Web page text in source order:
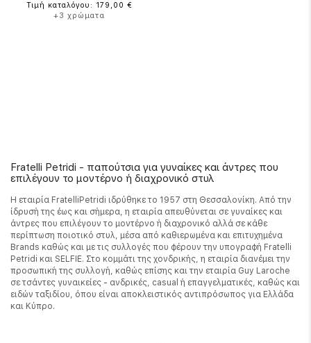
Τιμή καταλόγου: 179,00 €
+3 χρώματα
Fratelli Petridi - παπούτσια για γυναίκες και άντρες που
επιλέγουν το μοντέρνο ή διαχρονικό στυλ
Η εταιρία FratelliPetridi ιδρύθηκε το 1957 στη Θεσσαλονίκη. Από την
ίδρυσή της έως και σήμερα, η εταιρία απευθύνεται σε γυναίκες και
άντρες που επιλέγουν το μοντέρνο ή διαχρονικό αλλά σε κάθε
περίπτωση ποιοτικό στυλ, μέσα από καθιερωμένα και επιτυχημένα
Brands καθώς και με τις συλλογές που φέρουν την υπογραφή Fratelli
Petridi και SELFIE. Στο κομμάτι της χονδρικής, η εταιρία διανέμει την
προσωπική της συλλογή, καθώς επίσης και την εταιρία Guy Laroche
σε τσάντες γυναικείες - ανδρικές, casual ή επαγγελματικές, καθώς και
ειδών ταξιδίου, όπου είναι αποκλειστικός αντιπρόσωπος για Ελλάδα
και Κύπρο.